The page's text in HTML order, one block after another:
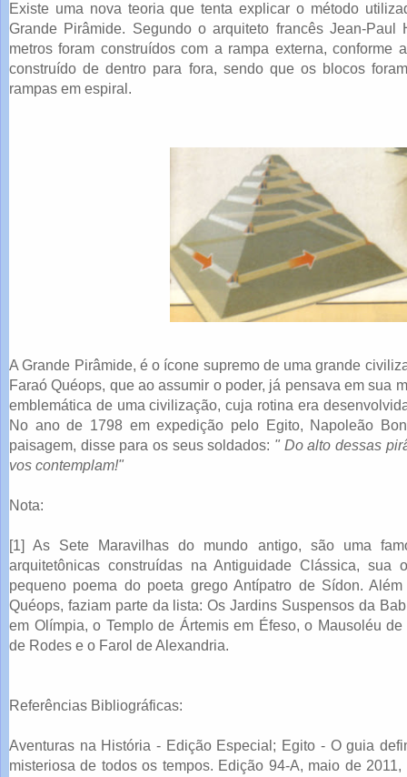
Existe uma nova teoria que tenta explicar o método
Grande Pirâmide. Segundo o arquiteto francês Jean-Paul
metros foram construídos com a rampa externa, conforme
construído de dentro para fora, sendo que os blocos
rampas em espiral.
A Grande Pirâmide, é o ícone supremo de uma grande
Faraó Quéops, que ao assumir o poder, já pensava em sua
emblemática de uma civilização, cuja rotina era
No ano de 1798 em expedição pelo Egito, Napoleão
paisagem, disse para os seus soldados: " Do alto dessas
vos contemplam!"
Nota:
[1] As Sete Maravilhas do mundo antigo, são uma
arquitetônicas construídas na Antiguidade Clássica, sua
pequeno poema do poeta grego Antípatro de Sídon.
Quéops, faziam parte da lista: Os Jardins Suspensos da
em Olímpia, o Templo de Ártemis em Éfeso, o Mausoléu
de Rodes e o Farol de Alexandria.
Referências Bibliográficas:
Aventuras na História - Edição Especial; Egito - O guia
misteriosa de todos os tempos. Edição 94-A, maio de